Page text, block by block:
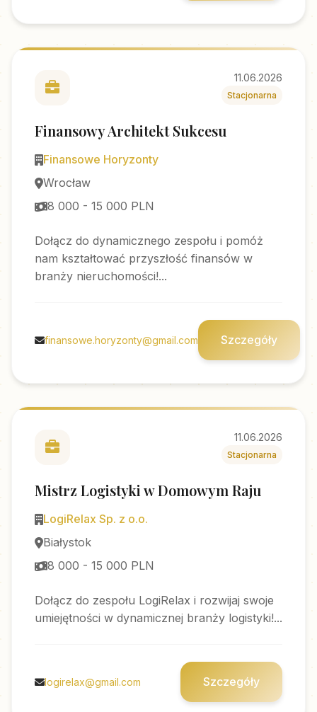
11.06.2026
Stacjonarna
Finansowy Architekt Sukcesu
Finansowe Horyzonty
Wrocław
8 000 - 15 000 PLN
Dołącz do dynamicznego zespołu i pomóż
nam kształtować przyszłość finansów w
branży nieruchomości!...
finansowe.horyzonty@gmail.com Szczegóły
11.06.2026
Stacjonarna
Mistrz Logistyki w Domowym Raju
LogiRelax Sp. z o.o.
Białystok
8 000 - 15 000 PLN
Dołącz do zespołu LogiRelax i rozwijaj swoje
umiejętności w dynamicznej branży logistyki!...
logirelax@gmail.com Szczegóły